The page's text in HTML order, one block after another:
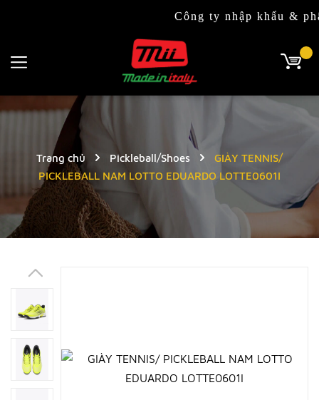
Công ty nhập khẩu & phân
Trang chủ Pickleball/Shoes
GIÀY TENNIS/
PICKLEBALL NAM LOTTO EDUARDO LOTTE0601I